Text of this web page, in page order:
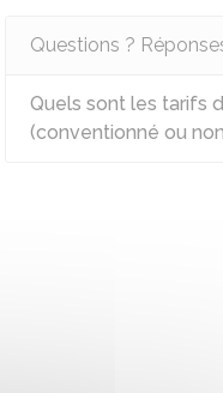
Questions ?
Quels sont les tarifs
(conventionné ou